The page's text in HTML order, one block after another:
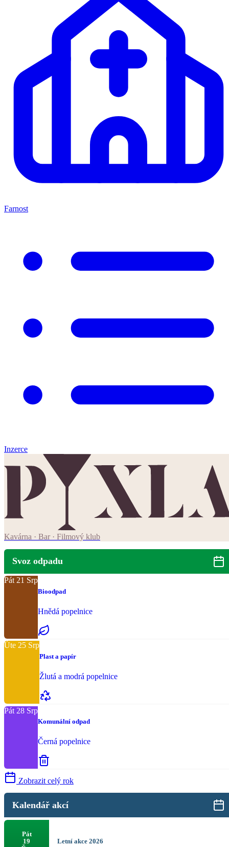
Farnost
Inzerce
Kavárna · Bar · Filmový klub
Svoz odpadu
Pát 21 Srp
Bioodpad
Hnědá popelnice
Úte 25 Srp
Plast a papír
Žlutá a modrá popelnice
Pát 28 Srp
Komunální odpad
Černá popelnice
Zobrazit celý rok
Kalendář akcí
Pát
19
Letní akce 2026